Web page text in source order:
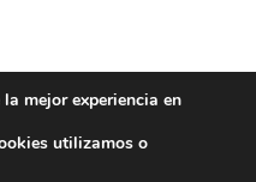
Política de Privacidad
mejor experiencia en
utilizamos o